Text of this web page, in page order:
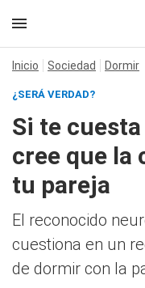
Inicio Sociedad Dormir
¿SERÁ VERDAD?
Si te
cree que la
tu pareja
El reconocido
cuestiona en un
de dormir con la